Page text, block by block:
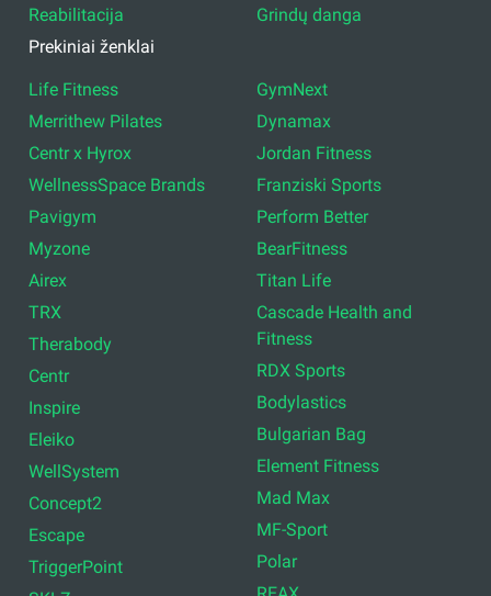
Reabilitacija
Grindų danga
Prekiniai ženklai
Life Fitness
Merrithew Pilates
Centr x Hyrox
WellnessSpace Brands
Pavigym
Myzone
Airex
TRX
Therabody
Centr
Inspire
Eleiko
WellSystem
Concept2
Escape
TriggerPoint
GymNext
Dynamax
Jordan Fitness
Franziski Sports
Perform Better
BearFitness
Titan Life
Cascade Health and
Fitness
RDX Sports
Bodylastics
Bulgarian Bag
Element Fitness
Mad Max
MF-Sport
Polar